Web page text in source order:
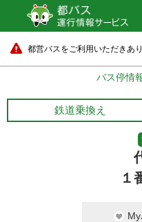
都営バスをご利用いただきあ
バス停情
鉄道乗換え
１